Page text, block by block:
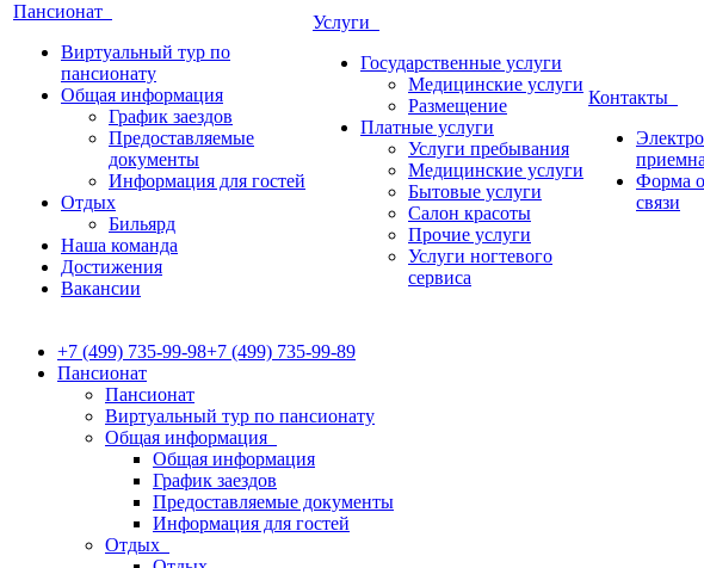
Пансионат
Виртуальный тур по
пансионату
Общая информация
График заездов
Предоставляемые
документы
Информация для гостей
Отдых
Бильярд
Наша команда
Достижения
Вакансии
Услуги
Государственные услуги
Медицинские услуги
Размещение
Платные услуги
Услуги пребывания
Медицинские услуги
Бытовые услуги
Салон красоты
Прочие услуги
Услуги ногтевого
сервиса
Контакты
Форма
связи
+7 (499) 735-99-98+7 (499) 735-99-89
Пансионат
Пансионат
Виртуальный тур по пансионату
Общая информация
Общая информация
График заездов
Предоставляемые документы
Информация для гостей
Отдых